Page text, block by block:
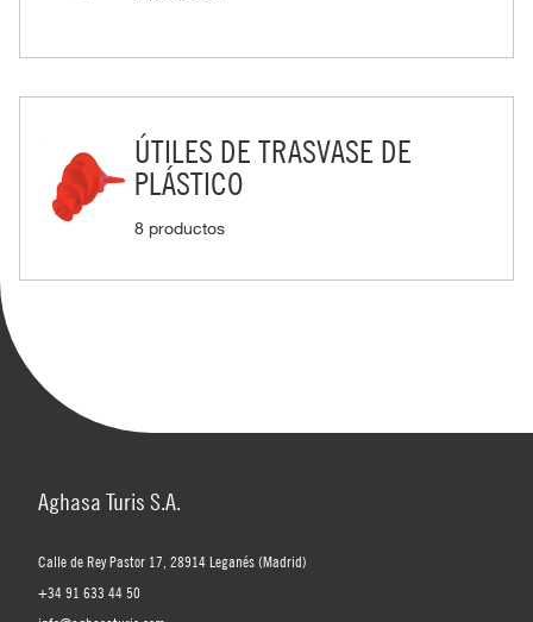
ÚTILES DE TRASVASE DE
PLÁSTICO
8 productos
Aghasa Turis S.A.
Calle de Rey Pastor 17, 28914 Leganés (Madrid)
+34 91 633 44 50